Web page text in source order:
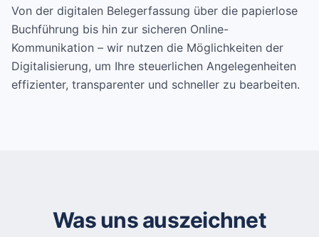
Von der digitalen Belegerfassung über die papierlose
Buchführung bis hin zur sicheren Online-
Kommunikation – wir nutzen die Möglichkeiten der
Digitalisierung, um Ihre steuerlichen Angelegenheiten
effizienter, transparenter und schneller zu bearbeiten.
Was uns auszeichnet